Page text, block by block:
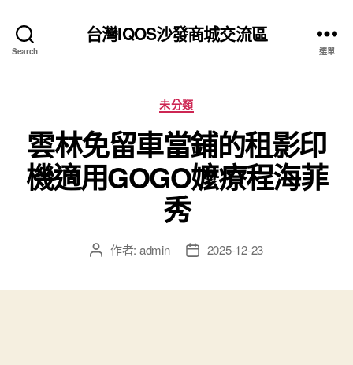
Search
台灣IQOS沙發商城交流區
選單
分
類
未分類
雲林免留車當鋪的租影印
機適用GOGO嬤療程海菲
秀
文 作者: admin
文 2025-12-23